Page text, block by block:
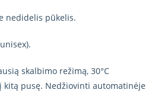
nedidelis pūkelis.
skalbimo režimą, 30°C
pusę. Nedžiovinti automatinėje